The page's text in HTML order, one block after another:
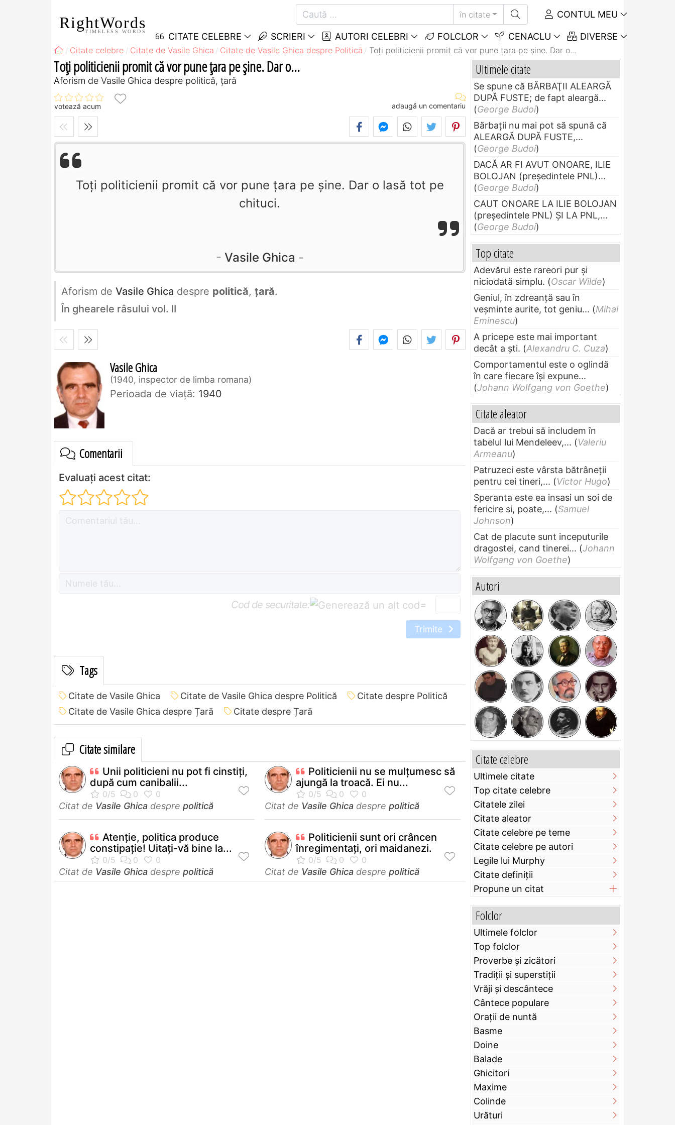
RightWords
TIMELESS WORDS
în citate CONTUL MEU
CITATE CELEBRE SCRIERI AUTORI CELEBRI FOLCLOR CENACLU DIVERSE
Citate celebre Citate de Vasile Ghica Citate de Vasile Ghica despre Politică Toţi politicienii promit că vor pune ţara pe şine. Dar o...
Toţi politicienii promit că vor pune ţara pe şine. Dar o...
Aforism de Vasile Ghica despre politică, țară
votează acum adaugă un comentariu
Toţi politicienii promit că vor pune ţara pe şine. Dar o lasă tot pe
chituci.
Vasile Ghica
Aforism de Vasile Ghica despre politică, țară.
În ghearele râsului vol. II
Vasile Ghica
1940, inspector de limba romana
Perioada de viaţă: 1940
Comentarii
Evaluați acest citat:
Cod de securitate: =
Trimite
Tags
Citate de Vasile Ghica Citate de Vasile Ghica despre Politică
Citate despre Politică
Citate de Vasile Ghica despre Țară
Citate despre Țară
Citate similare
Unii politicieni nu pot fi cinstiţi,
după cum canibalii...
Citat de Vasile Ghica despre politică
Politicienii nu se mulţumesc să
ajungă la troacă. Ei nu...
Citat de Vasile Ghica despre politică
Atenţie, politica produce
constipaţie! Uitaţi-vă bine la...
Citat de Vasile Ghica despre politică
Politicienii sunt ori crâncen
înregimentaţi, ori maidanezi.
Citat de Vasile Ghica despre politică
Ultimele citate
Se spune că BĂRBAŢII ALEARGĂ
DUPĂ FUSTE; de fapt aleargă...
(George Budoi)
Bărbaţii nu mai pot să spună că
ALEARGĂ DUPĂ FUSTE,...
(George Budoi)
DACĂ AR FI AVUT ONOARE, ILIE
BOLOJAN (preşedintele PNL)...
(George Budoi)
CAUT ONOARE LA ILIE BOLOJAN
(preşedintele PNL) ŞI LA PNL,...
(George Budoi)
Top citate
Adevărul este rareori pur și
niciodată simplu. (Oscar Wilde)
Geniul, în zdreanţă sau în
veşminte aurite, tot geniu... (Mihai
Eminescu)
A pricepe este mai important
decât a ști. (Alexandru C. Cuza)
Comportamentul este o oglindă
în care fiecare își expune...
(Johann Wolfgang von Goethe)
Citate aleator
Dacă ar trebui să includem în
tabelul lui Mendeleev,... (Valeriu
Armeanu)
Patruzeci este vârsta bătrâneții
pentru cei tineri,... (Victor Hugo)
Speranta este ea insasi un soi de
fericire si, poate,... (Samuel
Johnson)
Cat de placute sunt inceputurile
dragostei, cand tinerei... (Johann
Wolfgang von Goethe)
Autori
Citate celebre
Ultimele citate
Top citate celebre
Citatele zilei
Citate aleator
Citate celebre pe teme
Citate celebre pe autori
Legile lui Murphy
Citate definiţii
Propune un citat
Folclor
Ultimele folclor
Top folclor
Proverbe și zicători
Tradiții și superstiții
Vrăji și descântece
Cântece populare
Orații de nuntă
Basme
Doine
Balade
Ghicitori
Maxime
Colinde
Urături